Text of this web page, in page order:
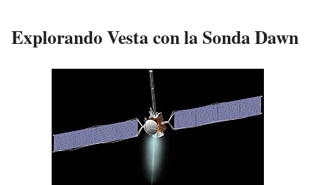
Explorando Vesta con la Sonda Dawn